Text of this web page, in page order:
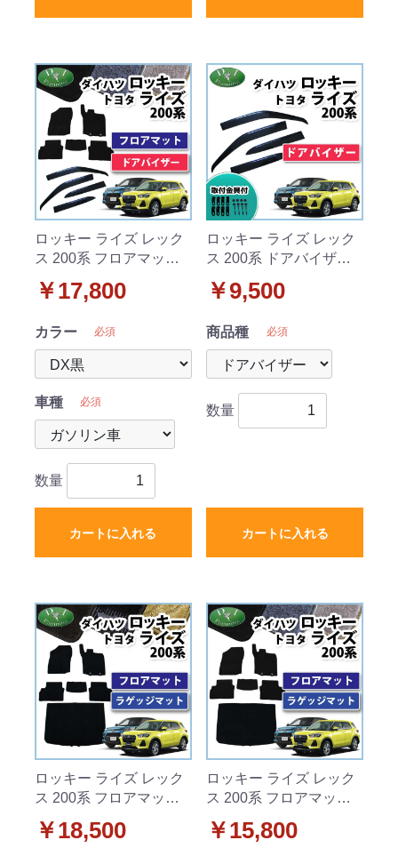
ロッキー ライズ レック
ス 200系 フロアマット
DXシリーズ 社外新品
￥17,800
カラー 必須
車種 必須
数量
カートに入れる
ロッキー ライズ レック
ス 200系 ドアバイザー
品
￥9,500
商品種 必須
数量
カートに入れる
ロッキー ライズ レック
ス 200系 フロアマット
ト 織柄シリーズ 社外新
￥18,500
ロッキー ライズ レック
ス 200系 フロアマット
ト DXシリーズ 社外新品
￥15,800